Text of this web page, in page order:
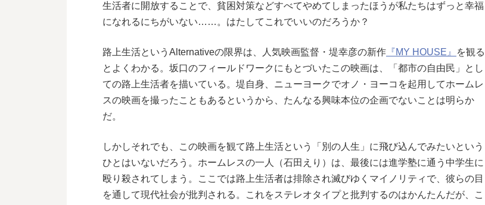
生活者に開放することで、貧困対策などすべてやめてしまったほうが私たちはずっと幸福
になれるにちがいない……。はたしてこれでいいのだろうか？
路上生活というAlternativeの限界は、 人気映画監督・堤幸彦の新作 『MY HOUSE』
を観る
とよくわかる。 坂口のフィールドワークにもとづいたこの映画は、「都市の自由民」とし
ての路上生活者を描いている。堤自身、ニューヨークでオノ・ヨーコを起用してホームレ
スの映画を撮ったこともあるというから、たんなる興味本位の企画でないことは明らか
だ。
しかしそれでも、この映画を観て路上生活という「別の人生」に飛び込んでみたいという
ひとはいないだろう。ホームレスの一人（石田えり）は、最後には進学塾に通う中学生に
殴り殺されてしまう。ここでは路上生活者は排除され滅びゆくマイノリティで、彼らの目
を通して現代社会が批判される。これをステレオタイプと批判するのはかんたんだが、こ